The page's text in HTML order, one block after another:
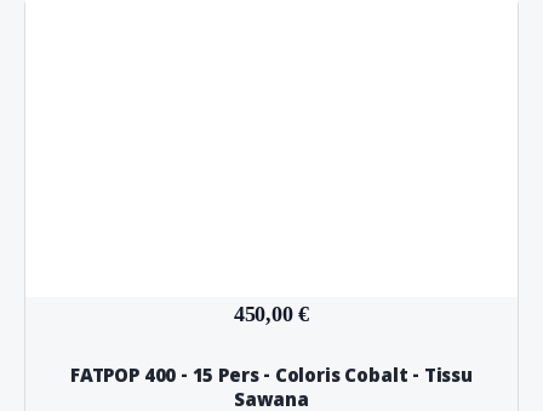
450,00 €
FATPOP 400 - 15 Pers - Coloris Cobalt - Tissu
Sawana